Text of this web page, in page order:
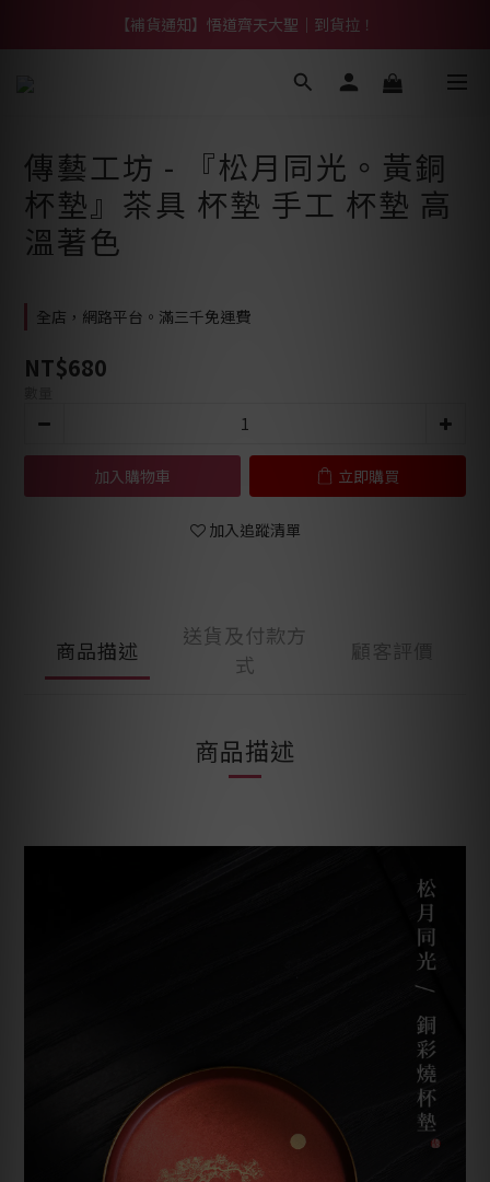
【熱門】馬上有系列！四種寶物幫你財運「轉」進來
【補貨通知】悟道齊天大聖｜到貨拉！
【熱門】馬上有系列！四種寶物幫你財運「轉」進來
傳藝工坊 - 『松月同光。黃銅
杯墊』茶具 杯墊 手工 杯墊 高
溫著色
全店，網路平台。滿三千免運費
NT$680
加入購物車 立即購買
加入追蹤清單
商品描述
送貨及付款方
式
顧客評價
商品描述